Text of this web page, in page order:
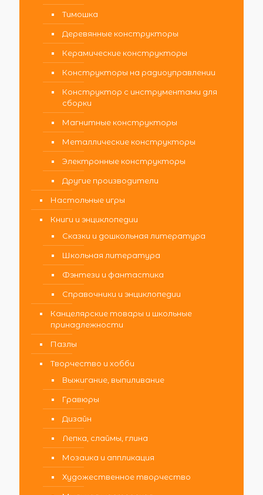
Тимошка
Деревянные конструкторы
Керамические конструкторы
Конструкторы на радиоуправлении
Конструктор с инструментами для
сборки
Магнитные конструкторы
Металлические конструкторы
Электронные конструкторы
Другие производители
Настольные игры
Книги и энциклопедии
Сказки и дошкольная литература
Школьная литература
Фэнтези и фантастика
Справочники и энциклопедии
Канцелярские товары и школьные
принадлежности
Пазлы
Творчество и хобби
Выжигание, выпиливание
Гравюры
Дизайн
Лепка, слаймы, глина
Мозаика и аппликация
Художественное творчество